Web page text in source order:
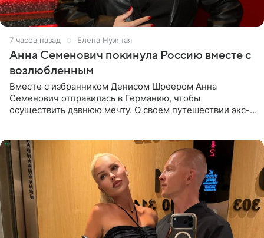
7 часов назад Елена Нужная
Анна Семенович покинула Россию вместе с
возлюбленным
Вместе с избранником Денисом Шреером Анна
Семенович отправилась в Германию, чтобы
осуществить давнюю мечту. О своем путешествии экс-